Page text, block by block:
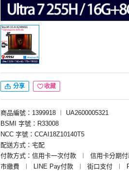
分享 收藏
商品編號：1399918
UA2600005321
BSMI 字號：R33008
NCC 字號：CCAI18Z10140T5
配送方式：宅配
付款方式：信用卡一次付款
信用卡分期
市繳費
LINE Pay付款 街口支付